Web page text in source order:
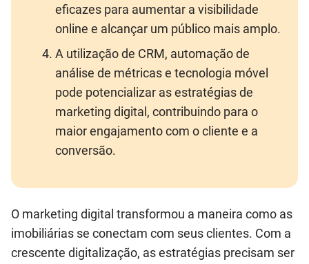
eficazes para aumentar a visibilidade
online e alcançar um público mais amplo.
A utilização de CRM, automação de
análise de métricas e tecnologia móvel
pode potencializar as estratégias de
marketing digital, contribuindo para o
maior engajamento com o cliente e a
conversão.
O marketing digital transformou a maneira como as
imobiliárias se conectam com seus clientes. Com a
crescente digitalização, as estratégias precisam ser